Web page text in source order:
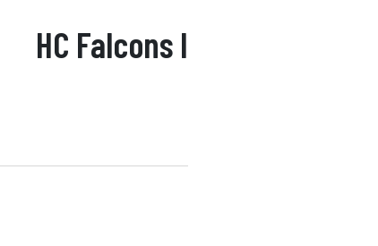
HC Falcons I